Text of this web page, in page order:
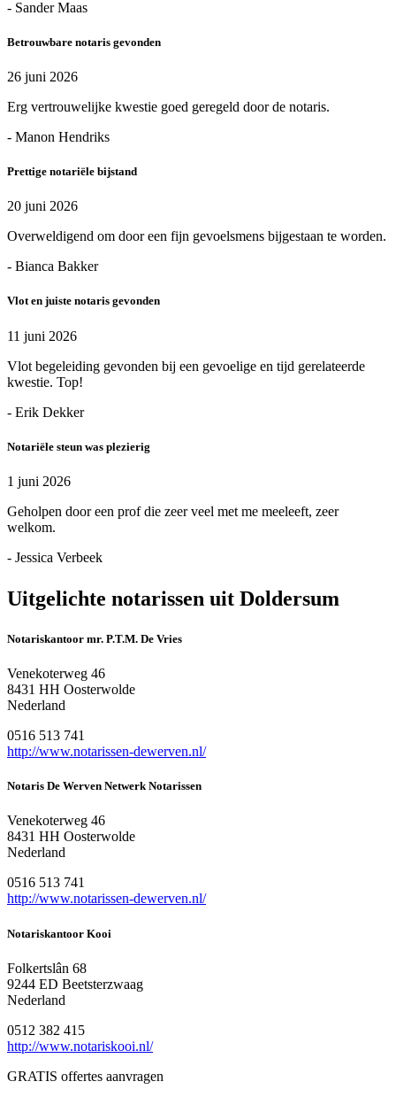
- Sander Maas
Betrouwbare notaris gevonden
26 juni 2026
Erg vertrouwelijke kwestie goed geregeld door de notaris.
- Manon Hendriks
Prettige notariële bijstand
20 juni 2026
Overweldigend om door een fijn gevoelsmens bijgestaan te worden.
- Bianca Bakker
Vlot en juiste notaris gevonden
11 juni 2026
Vlot begeleiding gevonden bij een gevoelige en tijd gerelateerde
kwestie. Top!
- Erik Dekker
Notariële steun was plezierig
1 juni 2026
Geholpen door een prof die zeer veel met me meeleeft, zeer
welkom.
- Jessica Verbeek
Uitgelichte notarissen uit Doldersum
Notariskantoor mr. P.T.M. De Vries
Venekoterweg 46
8431 HH Oosterwolde
Nederland
0516 513 741
http://www.notarissen-dewerven.nl/
Notaris De Werven Netwerk Notarissen
Venekoterweg 46
8431 HH Oosterwolde
Nederland
0516 513 741
http://www.notarissen-dewerven.nl/
Notariskantoor Kooi
Folkertslân 68
9244 ED Beetsterzwaag
Nederland
0512 382 415
http://www.notariskooi.nl/
GRATIS offertes aanvragen